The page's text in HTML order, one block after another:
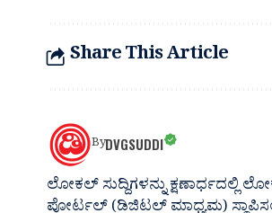
Share This Article
ByDVGSUDDI
ಲೋಕಲ್ ಸುದ್ದಿಗಳನ್ನು ಕ್ಷಣಾರ್ಧದಲ್ಲಿ